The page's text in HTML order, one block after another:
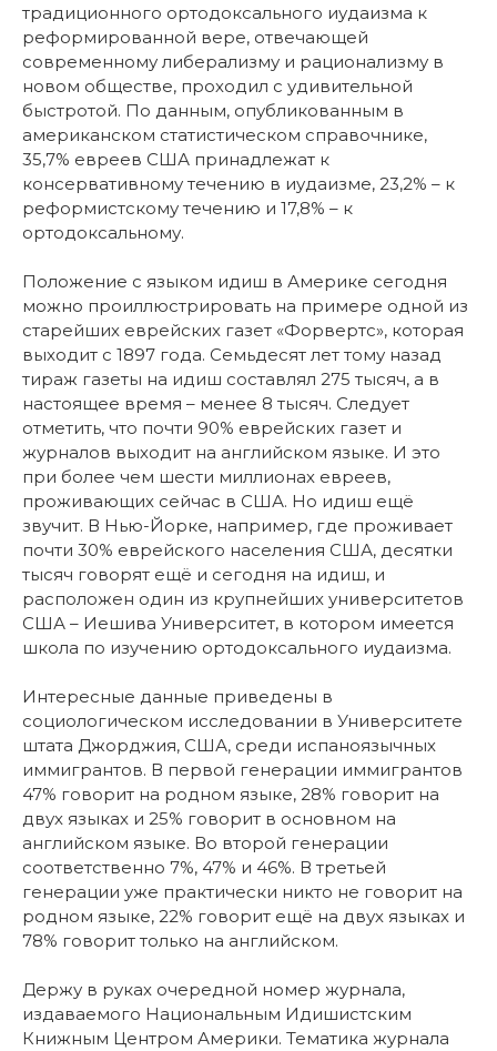
традиционного ортодоксального иудаизма к
реформированной вере, отвечающей
современному либерализму и рационализму в
новом обществе, проходил с удивительной
быстротой. По данным, опубликованным в
американском статистическом справочнике,
35,7% евреев США принадлежат к
консервативному течению в иудаизме, 23,2% – к
реформистскому течению и 17,8% – к
ортодоксальному.
Положение с языком идиш в Америке сегодня
можно проиллюстрировать на примере одной из
старейших еврейских газет «Форвертс», которая
выходит с 1897 года. Семьдесят лет тому назад
тираж газеты на идиш составлял 275 тысяч, а в
настоящее время – менее 8 тысяч. Следует
отметить, что почти 90% еврейских газет и
журналов выходит на английском языке. И это
при более чем шести миллионах евреев,
проживающих сейчас в США. Но идиш ещё
звучит. В Нью-Йорке, например, где проживает
почти 30% еврейского населения США, десятки
тысяч говорят ещё и сегодня на идиш, и
расположен один из крупнейших университетов
США – Иешива Университет, в котором имеется
школа по изучению ортодоксального иудаизма.
Интересные данные приведены в
социологическом исследовании в Университете
штата Джорджия, США, среди испаноязычных
иммигрантов. В первой генерации иммигрантов
47% говорит на родном языке, 28% говорит на
двух языках и 25% говорит в основном на
английском языке. Во второй генерации
соответственно 7%, 47% и 46%. В третьей
генерации уже практически никто не говорит на
родном языке, 22% говорит ещё на двух языках и
78% говорит только на английском.
Держу в руках очередной номер журнала,
издаваемого Национальным Идишистским
Книжным Центром Америки. Тематика журнала